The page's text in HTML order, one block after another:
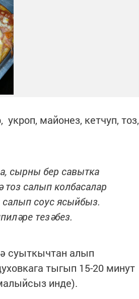
майонез, кетчуп, тоз,
сырны бер савытка
салып колбасалар
соус ясыйбыз.
тезәбез.
суыткычтан алып
тыгып 15-20 минут
инде).